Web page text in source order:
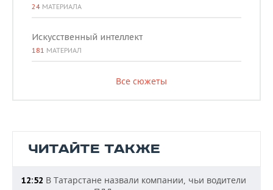
24 МАТЕРИАЛА
Искусственный интеллект
181 МАТЕРИАЛ
Все сюжеты
ЧИТАЙТЕ ТАКЖЕ
12:52 В Татарстане назвали компании, чьи водители